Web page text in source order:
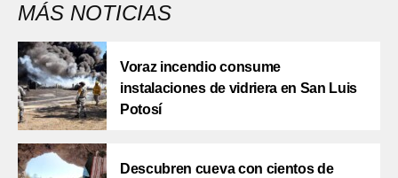
MÁS NOTICIAS
Voraz incendio consume
instalaciones de vidriera en San Luis
Potosí
Descubren cueva con cientos de